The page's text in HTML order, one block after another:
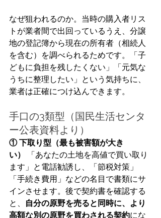
なぜ狙われるのか。当時の購入者リス
トが業者間で出回っているうえ、分譲
地の登記簿から現在の所有者（相続人
を含む）を調べられるためです。「子
どもに負担を残したくない」「元気な
うちに整理したい」という気持ちに、
業者は正確につけ込んできます。
手口の3類型（国民生活センタ
ー公表資料より）
① 下取り型（最も被害額が大き
い）
「あなたの土地を高値で買い取り
ます」と電話勧誘し、「節税対策」
「手続き費用」などの名目で書類にサ
インさせます。後で契約書を確認する
と、
自分の原野を売ると同時に、より
高額な別の原野を買わされる契約にな